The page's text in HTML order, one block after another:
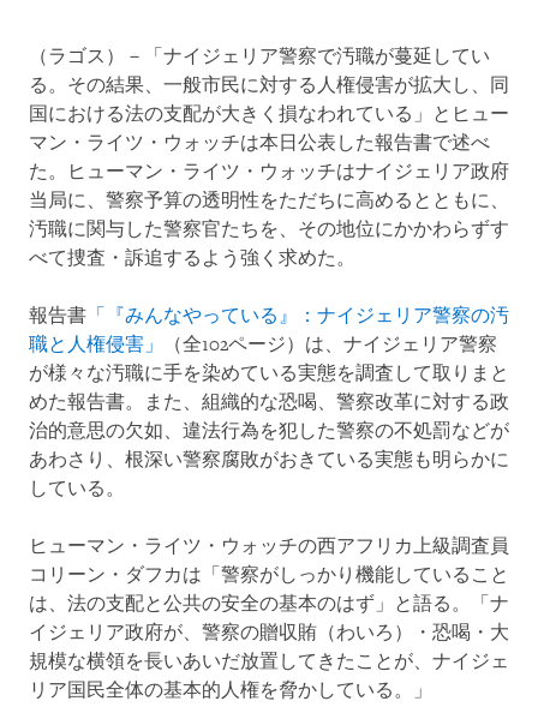
（ラゴス）－「ナイジェリア警察で汚職が蔓延してい
る。その結果、一般市民に対する人権侵害が拡大し、同
国における法の支配が大きく損なわれている」とヒュー
マン・ライツ・ウォッチは本日公表した報告書で述べ
た。ヒューマン・ライツ・ウォッチはナイジェリア政府
当局に、警察予算の透明性をただちに高めるとともに、
汚職に関与した警察官たちを、その地位にかかわらずす
べて捜査・訴追するよう強く求めた。
報告書 「『みんなやっている』：ナイジェリア警察の汚
職と人権侵害」
（全102ページ）は、ナイジェリア警察
が様々な汚職に手を染めている実態を調査して取りまと
めた報告書。また、組織的な恐喝、警察改革に対する政
治的意思の欠如、違法行為を犯した警察の不処罰などが
あわさり、根深い警察腐敗がおきている実態も明らかに
している。
ヒューマン・ライツ・ウォッチの西アフリカ上級調査員
コリーン・ダフカは「警察がしっかり機能していること
は、法の支配と公共の安全の基本のはず」と語る。「ナ
イジェリア政府が、警察の贈収賄（わいろ）・恐喝・大
規模な横領を長いあいだ放置してきたことが、ナイジェ
リア国民全体の基本的人権を脅かしている。」